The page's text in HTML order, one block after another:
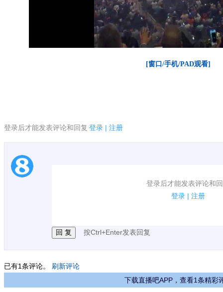
[窗口/手机/PAD观看]
登录后才能发表评论和回复 登录 | 注册
登录后才能发表评论和
登录 | 注册
1.电脑端新用户可以发表评论了！
按Ctrl+Enter发表回复
已有1条评论。 刷新评论
下载直播吧APP，查看1条精彩